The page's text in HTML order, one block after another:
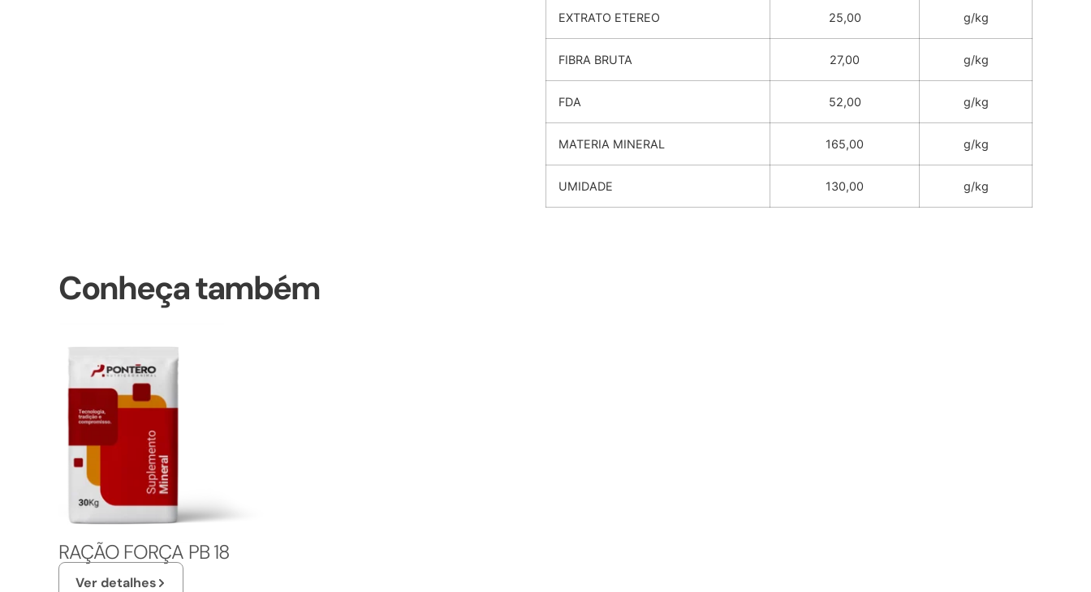
EXTRATO ETEREO 25,00 g/kg
FIBRA BRUTA 27,00 g/kg
FDA 52,00 g/kg
MATERIA MINERAL 165,00 g/kg
UMIDADE 130,00 g/kg
Conheça também
RAÇÃO FORÇA PB 18
Ver detalhes